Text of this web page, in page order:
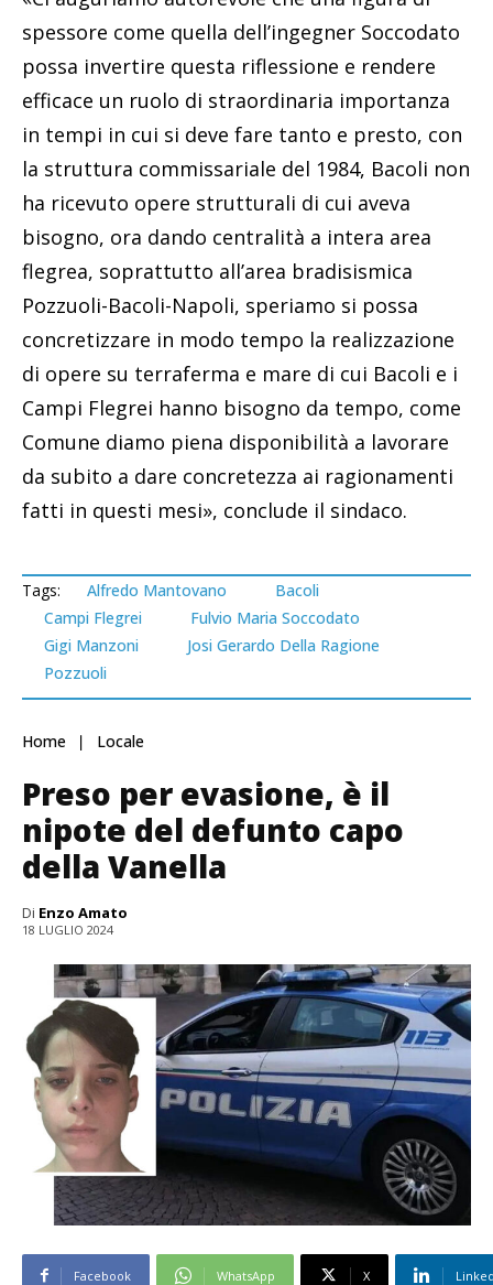
spessore come quella dell’ingegner Soccodato
possa invertire questa riflessione e rendere
efficace un ruolo di straordinaria importanza
in tempi in cui si deve fare tanto e presto, con
la struttura commissariale del 1984, Bacoli non
ha ricevuto opere strutturali di cui aveva
bisogno, ora dando centralità a intera area
flegrea, soprattutto all’area bradisismica
Pozzuoli-Bacoli-Napoli, speriamo si possa
concretizzare in modo tempo la realizzazione
di opere su terraferma e mare di cui Bacoli e i
Campi Flegrei hanno bisogno da tempo, come
Comune diamo piena disponibilità a lavorare
da subito a dare concretezza ai ragionamenti
fatti in questi mesi», conclude il sindaco.
Tags: Alfredo Mantovano
Bacoli
Campi Flegrei
Fulvio Maria Soccodato
Gigi Manzoni
Josi Gerardo Della Ragione
Pozzuoli
Home Locale
Preso per evasione, è il
nipote del defunto capo
della Vanella
Di Enzo Amato
18 LUGLIO 2024
Facebook WhatsApp X